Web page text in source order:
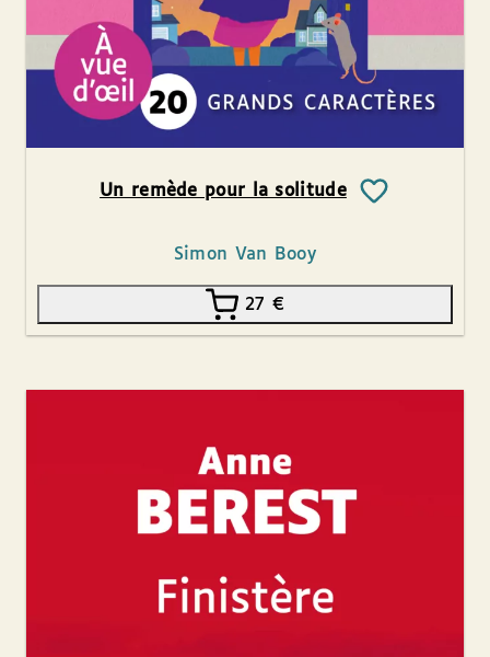
Un remède pour la solitude
Simon Van Booy
27 €